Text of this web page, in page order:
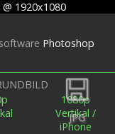
JPG
software Photoshop
1080p
Vertikal /
iPhone